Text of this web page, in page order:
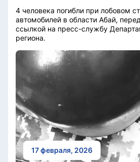
4 человека погибли при лобовом
автомобилей в области Абай,
ссылкой на пресс-службу
региона.
17 февраля, 2026